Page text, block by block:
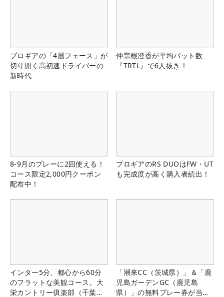
プロギアの「4層フェース」が
切り開く高初速ドライバーの
新時代
仲宗根澄香が平均パット数
『TRTL』で6人抜き！
8-9月のプレーに2回使える！
コース限定2,000円クーポン
配布中！
プロギアのRS DUOはFW・UT
も完成度が高く購入者続出！
インター5分、都心から60分
のフラットな美観コース。大
栄カントリー俱楽部（千葉
「潮来CC（茨城県）」＆「鹿
児島ガーデンGC（鹿児島
県）」の無料プレー券が当た